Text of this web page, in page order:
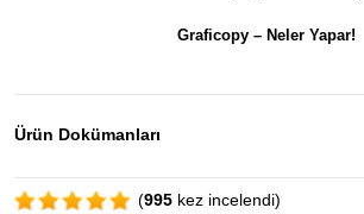
Graficopy – Neler Yapar!
Ürün Dokümanları
(995 kez incelendi)